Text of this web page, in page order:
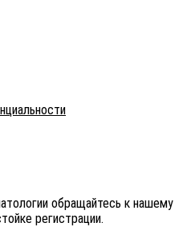
обращайтесь к нашему
регистрации.